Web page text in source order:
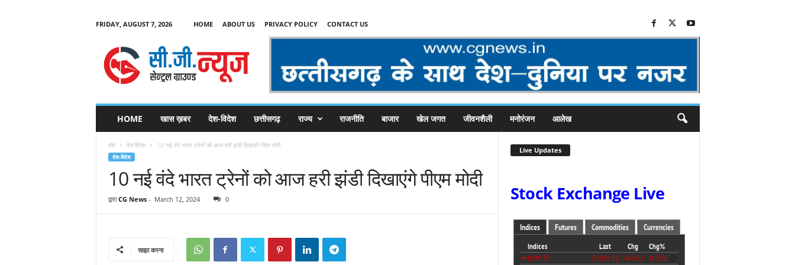
FRIDAY, AUGUST 7, 2026 HOME ABOUT US PRIVACY POLICY CONTACT US
C
HOME खास ख़बर देश-विदेश छत्तीसगढ़ राज्य राजनीति बाजार खेल जगत जीवनशैली मनोरंजन आलेख
होम देश-विदेश 10 नई वंदे भारत ट्रेनों को आज हरी झंडी दिखाएंगे पीएम मोदी
देश-विदेश
10 नई वंदे भारत ट्रेनों को आज हरी झंडी दिखाएंगे पीएम मोदी
द्वारा CG News- March 12, 2024 0
साझा करना
Live Updates
Stock Exchange Live